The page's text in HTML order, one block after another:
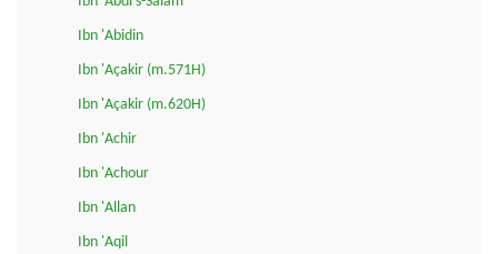
Ibn 'Abidin
Ibn 'Açakir (m.571H)
Ibn 'Açakir (m.620H)
Ibn 'Achir
Ibn 'Achour
Ibn 'Allan
Ibn 'Aqil